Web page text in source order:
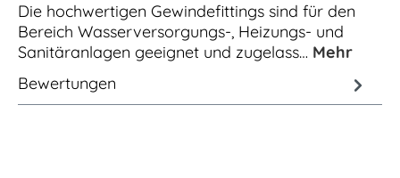
Die hochwertigen Gewindefittings sind für den
Bereich Wasserversorgungs-, Heizungs- und
Sanitäranlagen geeignet und zugelass… Mehr
Bewertungen